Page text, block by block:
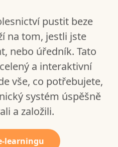
pustit beze
na tom, jestli jste
nebo úředník. Tato
a interaktivní
vše, co potřebujete,
systém úspěšně
a založili.
learningu